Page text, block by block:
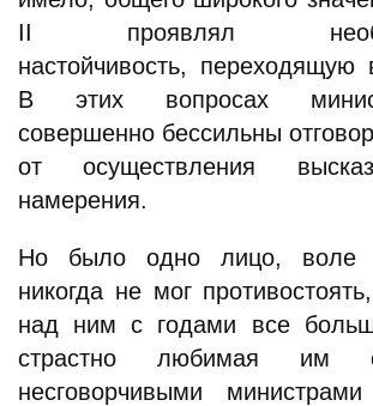
II проявлял
настойчивость, переходящую
В этих вопросах
совершенно бессильны
от осуществления
намерения.
Но было одно лицо, воле
никогда не мог
над ним с годами все
страстно любимая им
несговорчивыми